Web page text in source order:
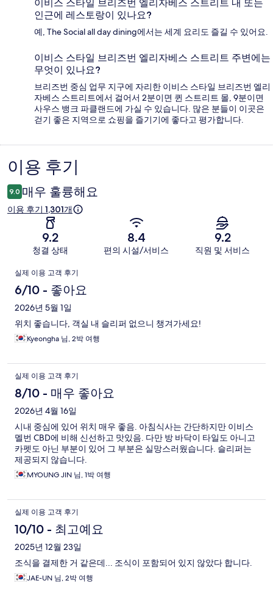
이비스 스타일 브리즈번 엘리자베스 스트리트 내 또는
인근에 레스토랑이 있나요?
예, The Social all day dining에서는 세계 요리도 즐길 수 있어요.
이비스 스타일 브리즈번 엘리자베스 스트리트 주변에는
무엇이 있나요?
브리즈번 중심 업무 지구에 자리한 이비스 스타일 브리즈번 엘리
자베스 스트리트에서 걸어서 2분이면 퀸 스트리트 몰, 9분이면
사우스 뱅크 파클랜드에 가실 수 있습니다. 많은 분들이 이곳은
걷기 좋은 지역으로 쇼핑을 즐기기에 좋다고 평가합니다.
이
용
후
이용 후기
9.0 매우 훌륭해요
이용 후기 1,301개
9.2
청결 상태
8.4
편의 시설/서비스
9.2
직원 및 서비스
이
용
후
기
실제 이용 고객 후기
6/10 - 좋아요
2026년 5월 1일
위치 좋습니다, 객실 내 슬리퍼 없으니 챙겨가세요!
Kyeongha 님, 2박 여행
실제 이용 고객 후기
8/10 - 매우 좋아요
2026년 4월 16일
시내 중심에 있어 위치 매우 좋음. 아침식사는 간단하지만 이비스
멜번 CBD에 비해 신선하고 맛있음. 다만 방 바닥이 타일도 아니고
카펫도 아닌 부분이 있어 그 부분은 실망스러웠습니다. 슬리퍼는
제공되지 않습니다.
MYOUNG JIN 님, 1박 여행
실제 이용 고객 후기
10/10 - 최고예요
2025년 12월 23일
조식을 결제한 거 같은데... 조식이 포함되어 있지 않았다 합니다.
JAE-UN 님, 2박 여행